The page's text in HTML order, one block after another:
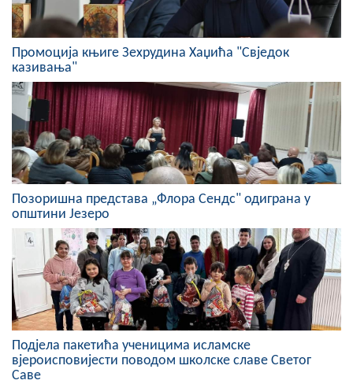
Фотогалерија
НАЧЕЛНИК
О Начелнику
Замјеник начелника
Извјештај о раду начелника
СКУПШТИНА
Статут Општине
Скупштинско вијеће општине језеро
Састав Скупштине
Службени Гласници
ОПШТИНСКА УПРАВА
Промоција књиге Зехрудина Хаџића "Свједок
казивања"
Позоришна представа „Флора Сендс" одиграна у
општини Језеро
Подјела пакетића ученицима исламске
вјероисповијести поводом школске славе Светог
Саве